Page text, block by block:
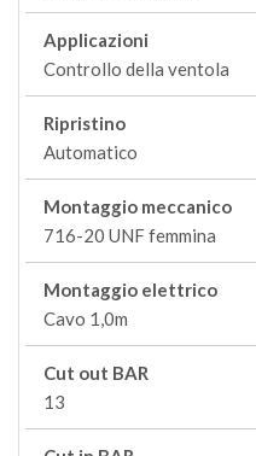
Applicazioni
Controllo della ventola
Ripristino
Automatico
Montaggio meccanico
716-20 UNF femmina
Montaggio elettrico
Cavo 1,0m
Cut out BAR
13